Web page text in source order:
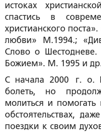
истоках
спастись в
христианского
любви» М.1994.;
Слово о
Божием». М. 1995 и
С начала 2000 г. о.
болеть, но
молиться и помогать
обстоятельствах,
поездки к своим